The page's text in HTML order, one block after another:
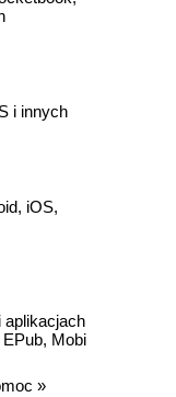
i innych
iOS,
aplikacjach
Mobi
»